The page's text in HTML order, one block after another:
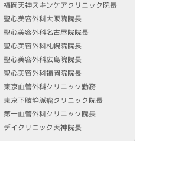
福岡天神スキンケアクリニック院長
聖心美容外科大阪院院長
聖心美容外科名古屋院院長
聖心美容外科札幌院院長
聖心美容外科広島院院長
聖心美容外科福岡院院長
東京血管外科クリニック勤務
東京下肢静脈瘤クリニック院長
第一血管外科クリニック院長
デイクリニック天神院長